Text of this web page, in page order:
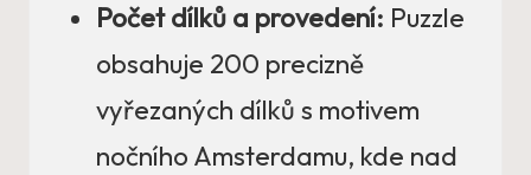
Počet dílků a provedení: Puzzle
obsahuje 200 precizně
vyřezaných dílků s motivem
nočního Amsterdamu, kde nad